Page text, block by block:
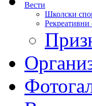
Вести
Школски
Рекреативни